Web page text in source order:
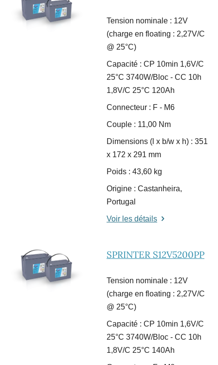
Tension nominale : 12V
(charge en floating : 2,27V/C
@ 25°C)
Capacité : CP 10min 1,6V/C
25°C 3740W/Bloc - CC 10h
1,8V/C 25°C 120Ah
Connecteur : F - M6
Couple : 11,00 Nm
Dimensions (l x b/w x h) : 351
x 172 x 291 mm
Poids : 43,60 kg
Origine : Castanheira,
Portugal
Voir les détails
SPRINTER S12V5200PP
Tension nominale : 12V
(charge en floating : 2,27V/C
@ 25°C)
Capacité : CP 10min 1,6V/C
25°C 3740W/Bloc - CC 10h
1,8V/C 25°C 140Ah